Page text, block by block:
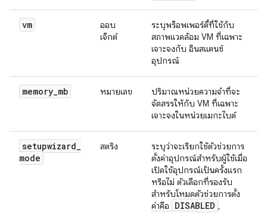
vm
ออบ
เจ็กต์
ระบุพร็อพเพอร์ตี้ที่ใช้กับ
สภาพแวดล้อม VM ที่เฉพาะ
เจาะจงกับ อินสแตนซ์
อุปกรณ์
memory_mb หมายเลข
ปริมาณหน่วยความจำที่จะ
จัดสรรให้กับ VM ที่เฉพาะ
เจาะจงในหน่วยเมกะไบต์
setupwizard_
mode
สตริง
ระบุว่าจะเรียกใช้ตัวช่วยการ
ตั้งค่าอุปกรณ์สำหรับผู้ใช้เมื่อ
เปิดใช้อุปกรณ์เป็นครั้งแรก
หรือไม่ ตัวเลือกที่รองรับ
สำหรับโหมดตัวช่วยการตั้ง
ค่าคือ
DISABLED ,